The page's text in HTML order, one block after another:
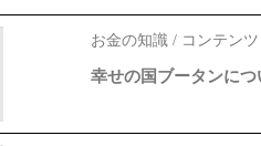
幸せの国ブータンに
お金の知識 / コンテン